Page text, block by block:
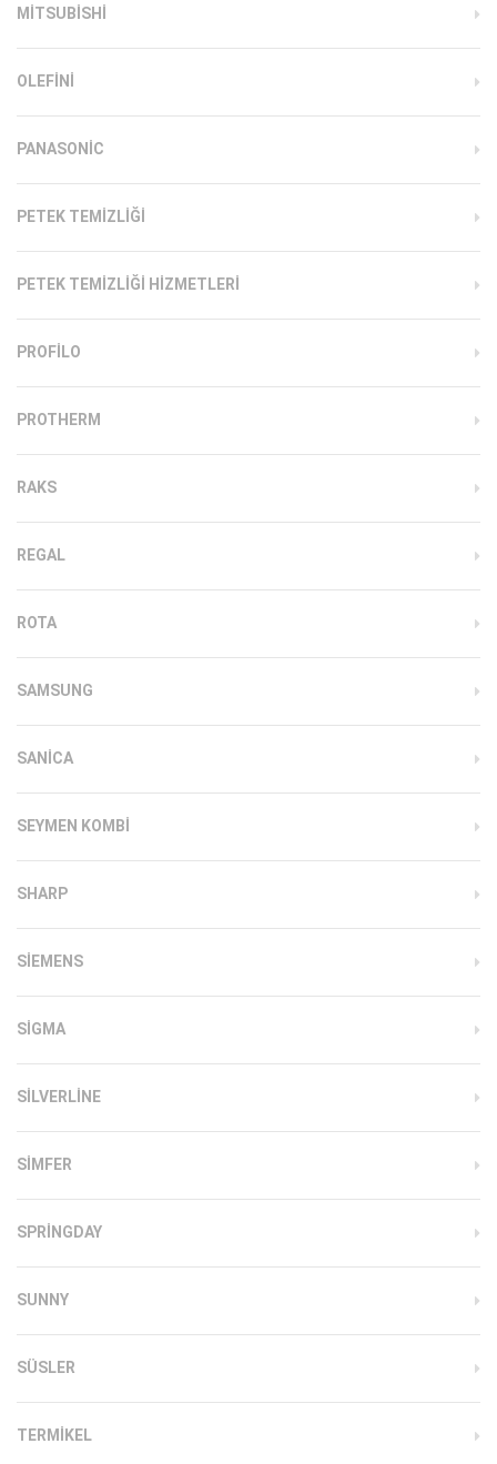
MITSUBISHI
OLEFINI
PANASONIC
PETEK TEMIZLIĞI
PETEK TEMIZLIĞI HIZMETLERI
PROFILO
PROTHERM
RAKS
REGAL
ROTA
SAMSUNG
SANICA
SEYMEN KOMBI
SHARP
SIEMENS
SIGMA
SILVERLINE
SIMFER
SPRINGDAY
SUNNY
SÜSLER
TERMIKEL